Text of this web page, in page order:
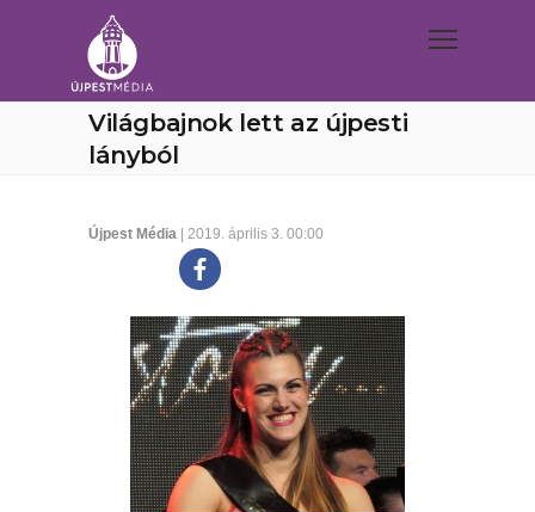
Világbajnok lett az újpesti
lányból
Újpest Média | 2019. április 3. 00:00